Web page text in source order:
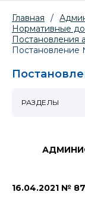
Главная /
Нормативные
Постановления
Постановление
16.04.2021 №
РАЗДЕЛЫ